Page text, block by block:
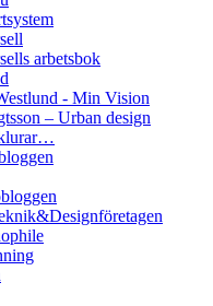
arbetsbok
- Min Vision
– Urban design